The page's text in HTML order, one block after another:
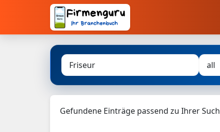
Gefundene Einträge passend zu Ihrer